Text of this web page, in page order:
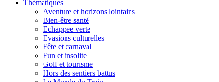
Thématiques
Aventure et horizons lointains
Bien-être santé
Echappee verte
Evasions culturelles
Fête et carnaval
Fun et insolite
Golf et tourisme
Hors des sentiers battus